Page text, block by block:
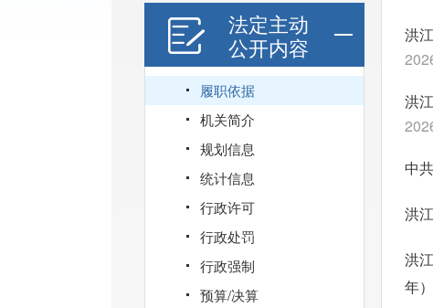
法定主动
公开内容
履职依据
机关简介
规划信息
统计信息
行政许可
行政处罚
行政强制
预算/决算
洪
洪
中
洪
洪
年